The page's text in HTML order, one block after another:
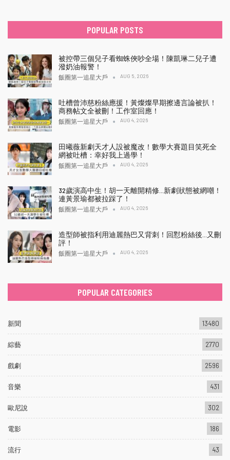
POPULAR POSTS
被控帶三個兒子看蜘蛛俠吵全場！陳凱琳二兒子遭
潑奶油報警！
飯圈第一追星大戶 AUG 5, 2026
吐槽曾沛慈粉絲應援！黃燦燦早期擦邊言論被扒！
商務帖文全被刪！工作室回應！
飯圈第一追星大戶 AUG 4, 2026
田曦薇新劇天才人設被魔改！數學大賽題目笑死全
網被吐槽：幸好我上過學！
飯圈第一追星大戶 AUG 4, 2026
32歲演高中生！胡一天離開精修…新劇狀態被網嘲！
連黃景瑜都被拉踩了！
飯圈第一追星大戶 AUG 4, 2026
造型師被指利用迪麗熱巴又背刺！回懟粉絲後…又刪
評！
飯圈第一追星大戶 AUG 4, 2026
POPULAR CATEGORIES
新聞 13480
綜藝 2770
戲劇 2596
音樂 431
歐尼說 302
電影 186
流行 43